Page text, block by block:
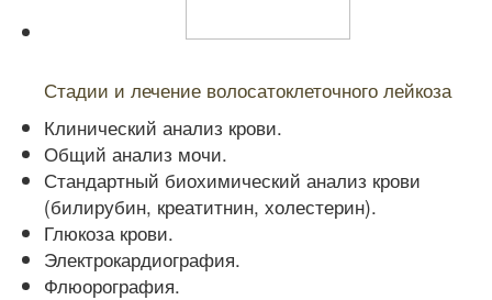
Стадии и лечение волосатоклеточного лейкоза
Клинический анализ крови.
Общий анализ мочи.
Стандартный биохимический анализ крови
(билирубин, креатитнин, холестерин).
Глюкоза крови.
Электрокардиография.
Флюорография.